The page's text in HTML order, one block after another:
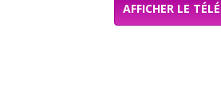
AFFICHER LE